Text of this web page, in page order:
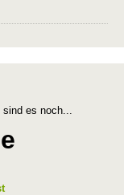
es noch...